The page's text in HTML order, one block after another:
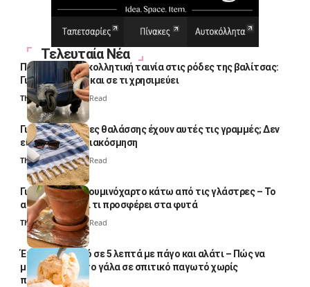
Τελευταία Νέα
Πολλοί βάζουν κολλητική ταινία στις ρόδες της βαλίτσας:
Γιατί το κάνουν και σε τι χρησιμεύει
Thali Ombre4 Min Read
Γιατί οι πετσέτες θαλάσσης έχουν αυτές τις γραμμές; Δεν
είναι μόνο για διακόσμηση
Thali Ombre5 Min Read
Γιατί βάζουν αλουμινόχαρτο κάτω από τις γλάστρες – Το
απλό κόλπο και τι προσφέρει στα φυτά
Thali Ombre4 Min Read
Έτοιμο παγωτό σε 5 λεπτά με πάγο και αλάτι – Πώς να
μετατρέψετε το γάλα σε σπιτικό παγωτό χωρίς
παγωτομηχανή